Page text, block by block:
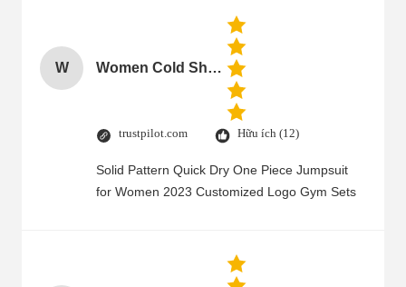
W Women Cold Shoulder V Neck Rayon Blouse
trustpilot.com Hữu ích (12)
Solid Pattern Quick Dry One Piece Jumpsuit
for Women 2023 Customized Logo Gym Sets